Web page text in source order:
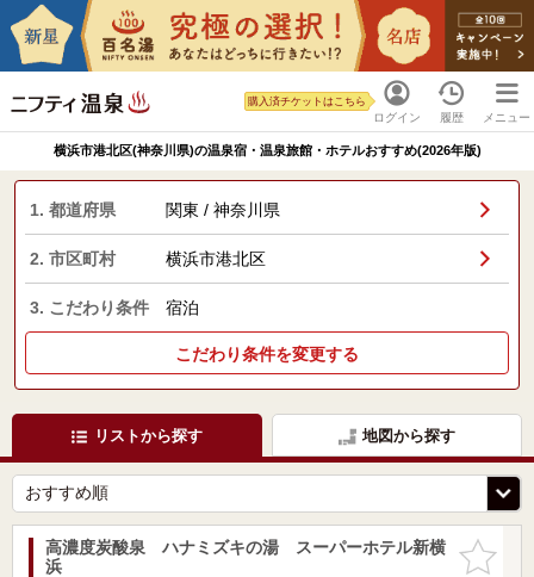
ログイン
購入済チケットはこちら
履歴 メニュー
横浜市港北区(神奈川県)の温泉宿・温泉旅館・ホテルおすすめ(2026年版)
1. 都道府県 関東 / 神奈川県
2. 市区町村 横浜市港北区
3. こだわり条件 宿泊
こだわり条件を変更する
リストから探す 地図から探す
お気に入
りに追加
高濃度炭酸泉 ハナミズキの湯 スーパーホテル新横
浜